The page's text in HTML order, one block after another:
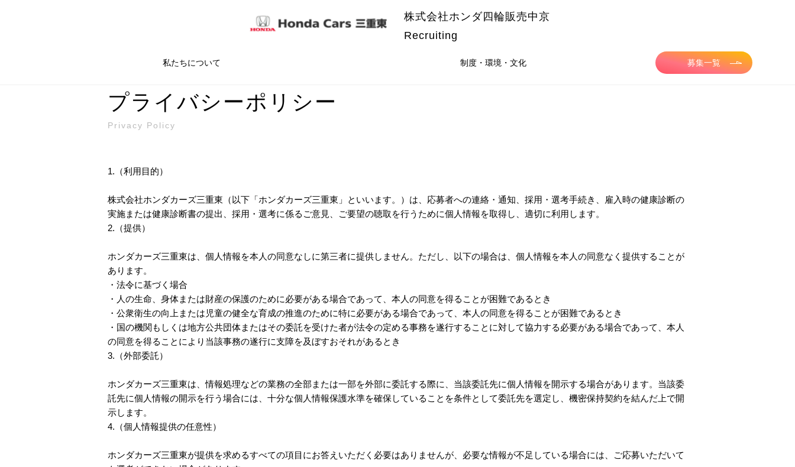
株式会社ホンダ四輪販売中京
Recruiting
私たちについて 制度・環境・文化 募集一覧
プライバシーポリシー
Privacy Policy
1.（利用目的）
株式会社ホンダカーズ三重東（以下「ホンダカーズ三重東」といいます。）は、応募者への連絡・通知、採用・選考手続き、雇入時の健康診断の
実施または健康診断書の提出、採用・選考に係るご意見、ご要望の聴取を行うために個人情報を取得し、適切に利用します。
2.（提供）
ホンダカーズ三重東は、個人情報を本人の同意なしに第三者に提供しません。ただし、以下の場合は、個人情報を本人の同意なく提供することが
あります。
・法令に基づく場合
・人の生命、身体または財産の保護のために必要がある場合であって、本人の同意を得ることが困難であるとき
・公衆衛生の向上または児童の健全な育成の推進のために特に必要がある場合であって、本人の同意を得ることが困難であるとき
・国の機関もしくは地方公共団体またはその委託を受けた者が法令の定める事務を遂行することに対して協力する必要がある場合であって、本人
の同意を得ることにより当該事務の遂行に支障を及ぼすおそれがあるとき
3.（外部委託）
ホンダカーズ三重東は、情報処理などの業務の全部または一部を外部に委託する際に、当該委託先に個人情報を開示する場合があります。当該委
託先に個人情報の開示を行う場合には、十分な個人情報保護水準を確保していることを条件として委託先を選定し、機密保持契約を結んだ上で開
示します。
4.（個人情報提供の任意性）
ホンダカーズ三重東が提供を求めるすべての項目にお答えいただく必要はありませんが、必要な情報が不足している場合には、ご応募いただいて